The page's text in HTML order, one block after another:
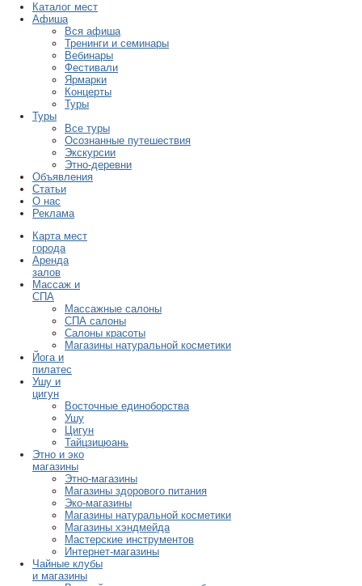
Каталог мест
Афиша
Вся афиша
Тренинги и семинары
Вебинары
Фестивали
Ярмарки
Концерты
Туры
Туры
Все туры
Осознанные путешествия
Экскурсии
Этно-деревни
Объявления
Статьи
О нас
Реклама
Карта мест
города
Аренда
залов
Массаж и
СПА
Массажные салоны
СПА салоны
Салоны красоты
Магазины натуральной косметики
Йога и
пилатес
Ушу и
цигун
Восточные единоборства
Ушу
Цигун
Тайцзицюань
Этно и эко
магазины
Этно-магазины
Магазины здорового питания
Эко-магазины
Магазины натуральной косметики
Магазины хэндмейда
Мастерские инструментов
Интернет-магазины
Чайные клубы
и магазины